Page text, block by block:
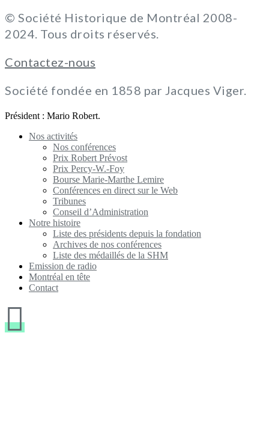
© Société Historique de Montréal 2008-
2024. Tous droits réservés.
Contactez-nous
Société fondée en 1858 par Jacques Viger.
Président : Mario Robert.
Nos activités
Nos conférences
Prix Robert Prévost
Prix Percy-W.-Foy
Bourse Marie-Marthe Lemire
Conférences en direct sur le Web
Tribunes
Conseil d’Administration
Notre histoire
Liste des présidents depuis la fondation
Archives de nos conférences
Liste des médaillés de la SHM
Emission de radio
Montréal en tête
Contact